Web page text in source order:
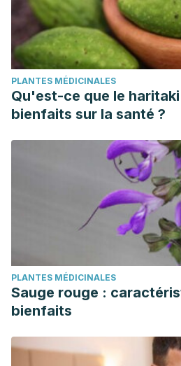
PLANTES MÉDICINALES
Qu'est-ce que le
bienfaits sur la santé ?
PLANTES MÉDICINALES
Sauge rouge :
bienfaits